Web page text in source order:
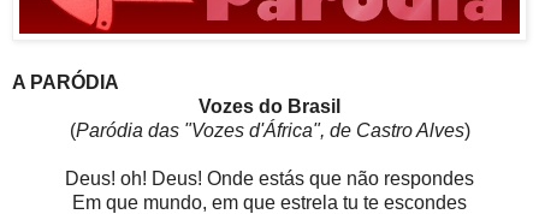
A PARÓDIA
Vozes do Brasil
(Paródia das "Vozes d'África", de Castro Alves)
Deus! oh! Deus! Onde estás que não respondes
Em que mundo, em que estrela tu te escondes